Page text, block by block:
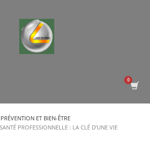
ET BIEN-ÊTRE
PROFESSIONNELLE : LA CLÉ D’UNE VIE